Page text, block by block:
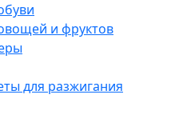
и фруктов
для разжигания